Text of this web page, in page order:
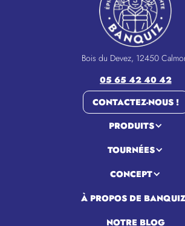
Bois du Devez, 12450
05 65 42 40 42
CONTACTEZ-NOUS !
PRODUITS
TOURNÉES
CONCEPT
À PROPOS DE BANQUIZ
NOTRE BLOG